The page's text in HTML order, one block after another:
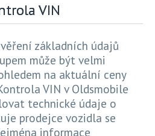
VIN
základních údajů
může být velmi
na aktuální ceny
VIN v Oldsmobile
technické údaje o
prodejce vozidla se
informace